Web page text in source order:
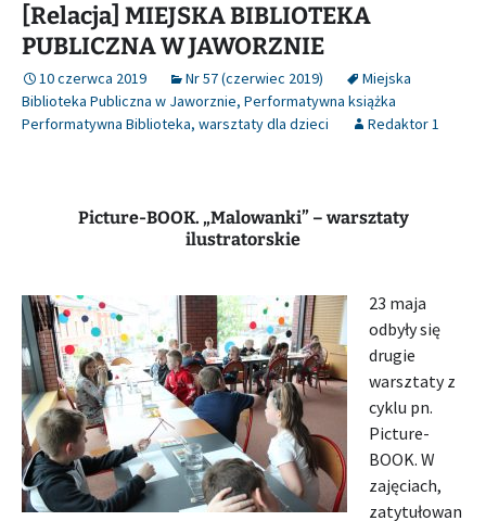
[Relacja] MIEJSKA BIBLIOTEKA
PUBLICZNA W JAWORZNIE
10 czerwca 2019 Nr 57 (czerwiec 2019)
Miejska
Biblioteka Publiczna w Jaworznie, Performatywna książka
Performatywna Biblioteka, warsztaty dla dzieci Redaktor 1
Picture-BOOK. „Malowanki” – warsztaty
ilustratorskie
23 maja
odbyły się
drugie
warsztaty z
cyklu pn.
Picture-
BOOK. W
zajęciach,
zatytułowan